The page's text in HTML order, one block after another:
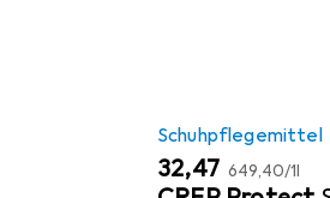
Schuhpflegemittel
EUR
32,47 EUR
649,40/1l